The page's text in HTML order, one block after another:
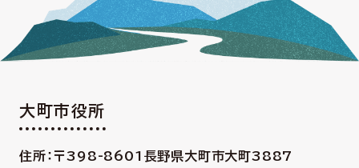
大町市役所
住所：〒398-8601 長野県大町市大町3887